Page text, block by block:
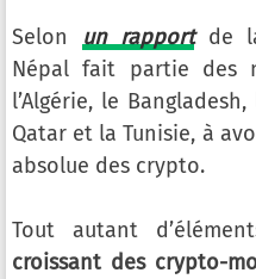
Selon un rapportde
Népal fait partie des
l’Algérie, le
Qatar et la Tunisie, à
absolue des crypto.
Tout autant
croissant des crypto-